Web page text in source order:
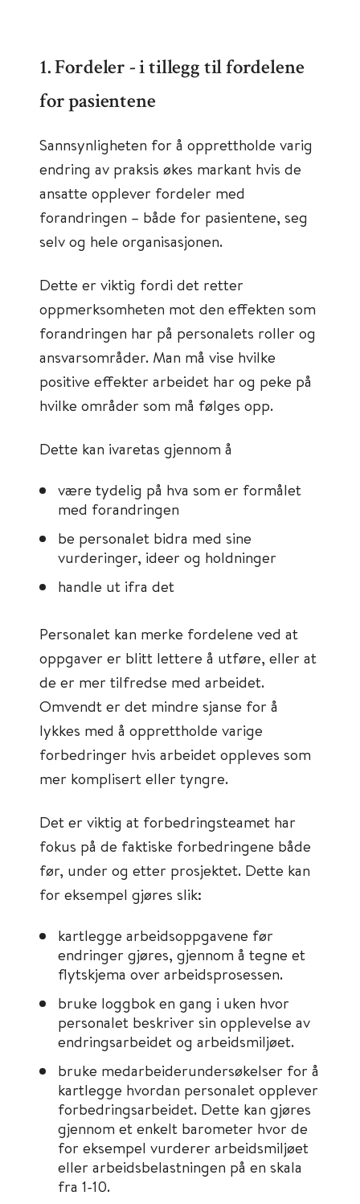
1. Fordeler - i tillegg til fordelene
for pasientene
Sannsynligheten for å opprettholde varig
endring av praksis økes markant hvis de
ansatte opplever fordeler med
forandringen – både for pasientene, seg
selv og hele organisasjonen.
Dette er viktig fordi det retter
oppmerksomheten mot den effekten som
forandringen har på personalets roller og
ansvarsområder. Man må vise hvilke
positive effekter arbeidet har og peke på
hvilke områder som må følges opp.
Dette kan ivaretas gjennom å
være tydelig på hva som er formålet
med forandringen
be personalet bidra med sine
vurderinger, ideer og holdninger
handle ut ifra det
Personalet kan merke fordelene ved at
oppgaver er blitt lettere å utføre, eller at
de er mer tilfredse med arbeidet.
Omvendt er det mindre sjanse for å
lykkes med å opprettholde varige
forbedringer hvis arbeidet oppleves som
mer komplisert eller tyngre.
Det er viktig at forbedringsteamet har
fokus på de faktiske forbedringene både
før, under og etter prosjektet. Dette kan
for eksempel gjøres slik:
kartlegge arbeidsoppgavene før
endringer gjøres, gjennom å tegne et
flytskjema over arbeidsprosessen.
bruke loggbok en gang i uken hvor
personalet beskriver sin opplevelse av
endringsarbeidet og arbeidsmiljøet.
bruke medarbeiderundersøkelser for å
kartlegge hvordan personalet opplever
forbedringsarbeidet. Dette kan gjøres
gjennom et enkelt barometer hvor de
for eksempel vurderer arbeidsmiljøet
eller arbeidsbelastningen på en skala
fra 1-10.